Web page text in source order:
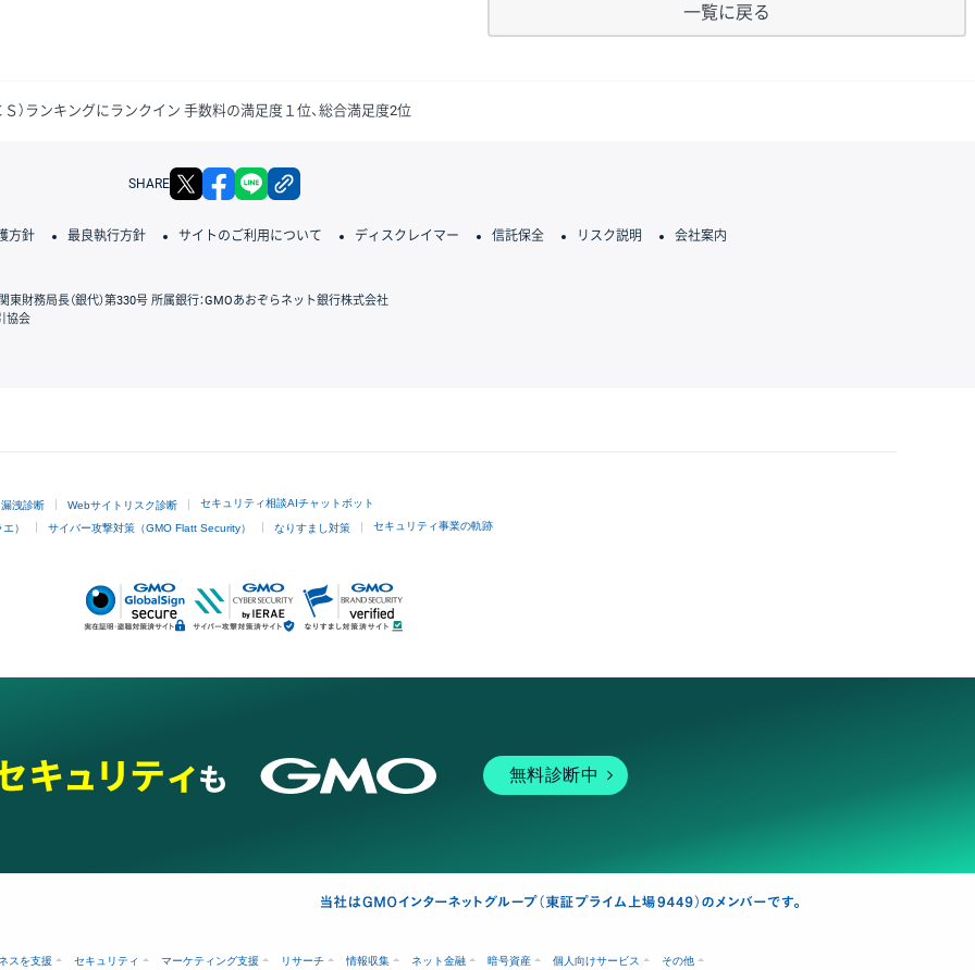
一覧に戻る
）ランキングにランクイン 手数料の満足度１位、総合満足度2位
SHARE X facebook
方針 最良執行方針 サイトのご利用について ディスクレイマー 信託保全 リスク説明 会社案内
財務局長（銀代）第330号 所属銀行：GMOあおぞらネット銀行株式会社
協会
洩診断 Webサイトリスク診断 セキュリティ相談AIチャットボット
） サイバー攻撃対策（GMO Flatt Security） なりすまし対策 セキュリティ事業の軌跡
無料診断中
スを支援 セキュリティ マーケティング支援 リサーチ 情報収集 ネット金融 暗号資産 個人向けサービス その他